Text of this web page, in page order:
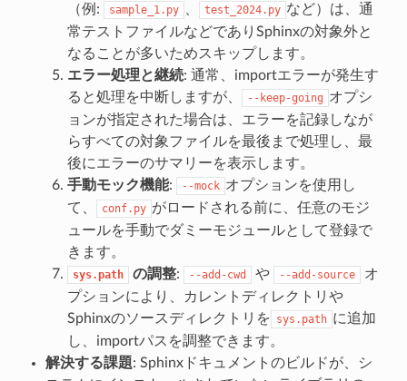
（例:
sample_1.py test_2024.py など）は、通
常テストファイルなどでありSphinxの対象外と
なることが多いためスキップします。
エラー処理と継続: 通常、importエラーが発生す
ると処理を中断しますが、
--keep-going オプシ
ョンが指定された場合は、エラーを記録しなが
らすべての対象ファイルを最後まで処理し、最
後にエラーのサマリーを表示します。
手動モック機能: --mock オプションを使用し
て、
conf.py がロードされる前に、任意のモジ
ュールを手動でダミーモジュールとして登録で
きます。
sys.path の調整: --add-cwd や --add-source
オ
プションにより、カレントディレクトリや
Sphinxのソースディレクトリを sys.path に追加
し、importパスを調整できます。
解決する課題: Sphinxドキュメントのビルドが、シ